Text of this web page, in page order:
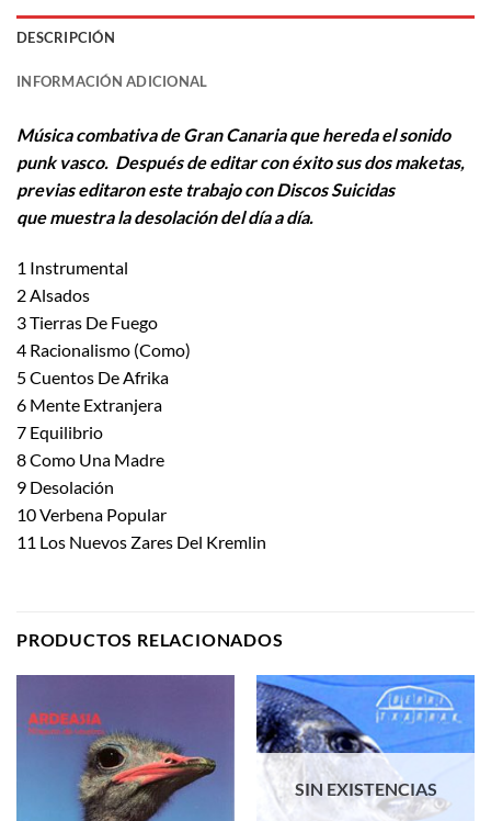
DESCRIPCIÓN
INFORMACIÓN ADICIONAL
Música combativa de Gran Canaria que hereda el sonido
punk vasco. Después de editar con éxito sus dos maketas,
previas editaron este trabajo con Discos Suicidas
que muestra la desolación del día a día.
1 Instrumental
2 Alsados
3 Tierras De Fuego
4 Racionalismo (Como)
5 Cuentos De Afrika
6 Mente Extranjera
7 Equilibrio
8 Como Una Madre
9 Desolación
10 Verbena Popular
11 Los Nuevos Zares Del Kremlin
PRODUCTOS RELACIONADOS
SIN EXISTENCIAS